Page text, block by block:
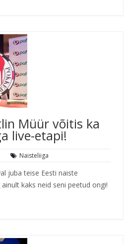
Müür võitis ka
live-etapi!
Naisteliiga
juba teise Eesti naiste
kaks neid seni peetud ongi!